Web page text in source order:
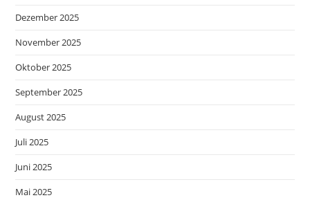
Dezember 2025
November 2025
Oktober 2025
September 2025
August 2025
Juli 2025
Juni 2025
Mai 2025